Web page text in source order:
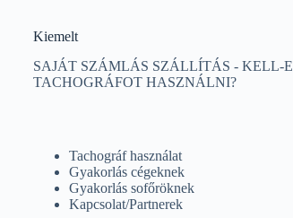
Kiemelt
SAJÁT SZÁMLÁS SZÁLLÍTÁS - KELL-E
TACHOGRÁFOT HASZNÁLNI?
Tachográf használat
Gyakorlás cégeknek
Gyakorlás sofőröknek
Kapcsolat/Partnerek